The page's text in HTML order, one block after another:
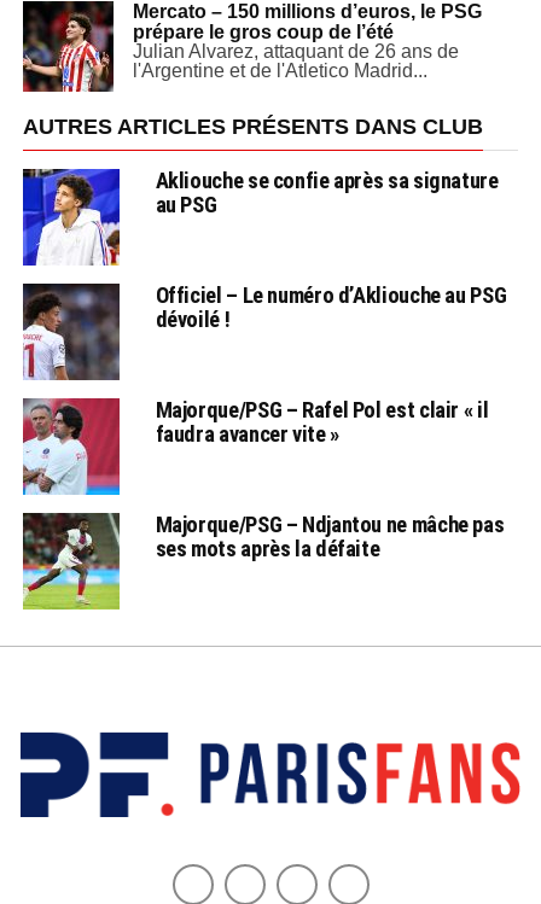
Mercato – 150 millions d’euros, le PSG
prépare le gros coup de l’été
Julian Alvarez, attaquant de 26 ans de
l'Argentine et de l'Atletico Madrid...
AUTRES ARTICLES PRÉSENTS DANS CLUB
Akliouche se confie après sa signature
au PSG
Officiel – Le numéro d’Akliouche au PSG
dévoilé !
Majorque/PSG – Rafel Pol est clair « il
faudra avancer vite »
Majorque/PSG – Ndjantou ne mâche pas
ses mots après la défaite